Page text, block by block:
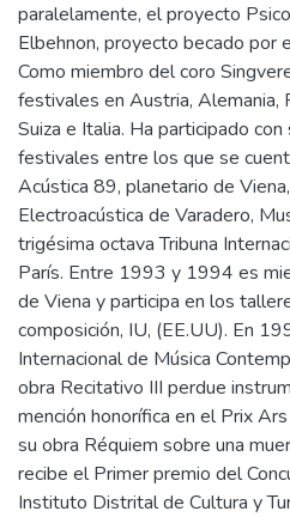
paralelamente, el proyecto
Elbehnon, proyecto becado por
Como miembro del coro
festivales en Austria, Alemania,
Suiza e Italia. Ha participado
festivales entre los que se
Acústica 89, planetario de
Electroacústica de Varadero,
trigésima octava Tribuna
París. Entre 1993 y 1994 es
de Viena y participa en los
composición, IU, (EE.UU). En
Internacional de Música
obra Recitativo III perdue
mención honorífica en el Prix
su obra Réquiem sobre una
recibe el Primer premio del
Instituto Distrital de Cultura y